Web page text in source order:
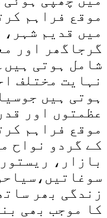
موقع فراہم
میں قدیم
گرجاگھر اور
شامل ہوتی
نہایت مختلف
ہوتی ہیں
عظمتوں اور
موقع فراہم
کے گردو نواح
بازار،
زندگی بھر
کا موجب بھی